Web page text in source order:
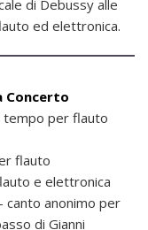
di Debussy alle
ed elettronica.
tempo per flauto
flauto
e elettronica
canto anonimo per
di Gianni